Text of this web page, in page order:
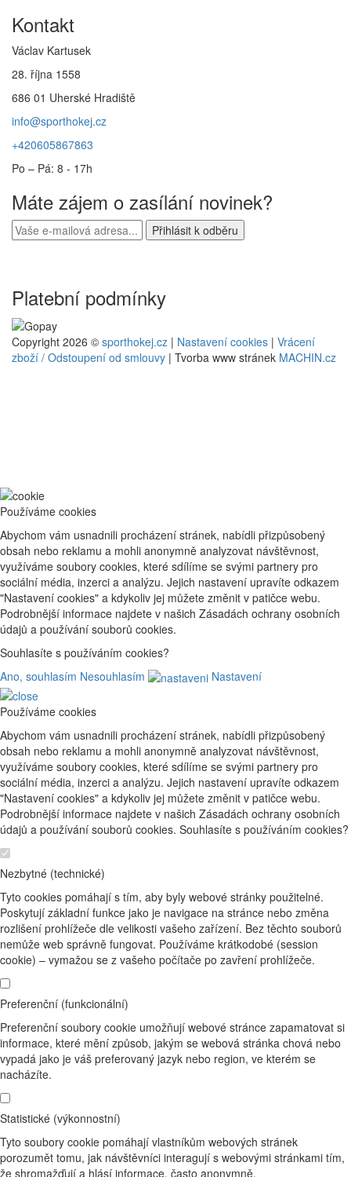
Kontakt
Václav Kartusek
28. října 1558
686 01 Uherské Hradiště
info@sporthokej.cz
+420605867863
Po – Pá: 8 - 17h
Máte zájem o zasílání novinek?
Platební podmínky
Copyright 2026 © sporthokej.cz | Nastavení cookies | Vrácení
zboží / Odstoupení od smlouvy | Tvorba www stránek MACHIN.cz
Používáme cookies
Abychom vám usnadnili procházení stránek, nabídli přizpůsobený
obsah nebo reklamu a mohli anonymně analyzovat návštěvnost,
využíváme soubory cookies, které sdílíme se svými partnery pro
sociální média, inzerci a analýzu. Jejich nastavení upravíte odkazem
"Nastavení cookies" a kdykoliv jej můžete změnit v patičce webu.
Podrobnější informace najdete v našich Zásadách ochrany osobních
údajů a používání souborů cookies.
Souhlasíte s používáním cookies?
Ano, souhlasím Nesouhlasím Nastavení
Používáme cookies
Abychom vám usnadnili procházení stránek, nabídli přizpůsobený
obsah nebo reklamu a mohli anonymně analyzovat návštěvnost,
využíváme soubory cookies, které sdílíme se svými partnery pro
sociální média, inzerci a analýzu. Jejich nastavení upravíte odkazem
"Nastavení cookies" a kdykoliv jej můžete změnit v patičce webu.
Podrobnější informace najdete v našich Zásadách ochrany osobních
údajů a používání souborů cookies. Souhlasíte s používáním cookies?
Nezbytné (technické)
Tyto cookies pomáhají s tím, aby byly webové stránky použitelné.
Poskytují základní funkce jako je navigace na stránce nebo změna
rozlišení prohlížeče dle velikosti vašeho zařízení. Bez těchto souborů
nemůže web správně fungovat. Používáme krátkodobé (session
cookie) – vymažou se z vašeho počítače po zavření prohlížeče.
Preferenční (funkcionální)
Preferenční soubory cookie umožňují webové stránce zapamatovat si
informace, které mění způsob, jakým se webová stránka chová nebo
vypadá jako je váš preferovaný jazyk nebo region, ve kterém se
nacházíte.
Statistické (výkonnostní)
Tyto soubory cookie pomáhají vlastníkům webových stránek
porozumět tomu, jak návštěvníci interagují s webovými stránkami tím,
že shromažďují a hlásí informace, často anonymně.